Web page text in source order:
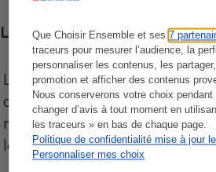
Que Choisir Ensemble et ses7
traceurs pour mesurer l’audience, la
personnaliser les contenus, les
promotion et afficher des contenus
Nous conserverons votre choix
changer d’avis à tout moment en
les traceurs » en bas de chaque page.
Politique de confidentialité mise à jour
Personnaliser mes choix
Les comparaisons de prix
Les comparaisons sont
des produits des magasins.
marques de distributeurs
leurs équivalents chez leurs